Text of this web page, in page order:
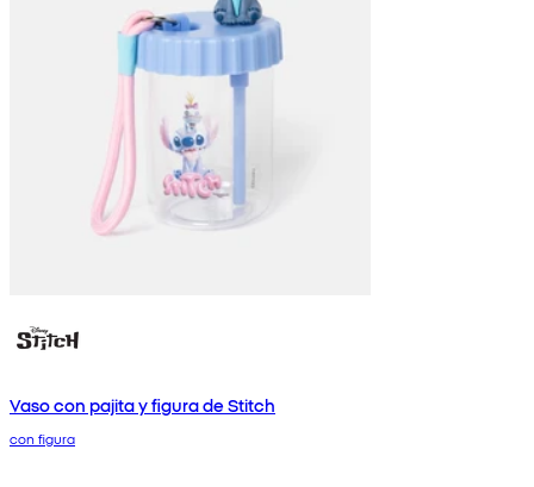
Vaso con pajita y figura de Stitch
con figura